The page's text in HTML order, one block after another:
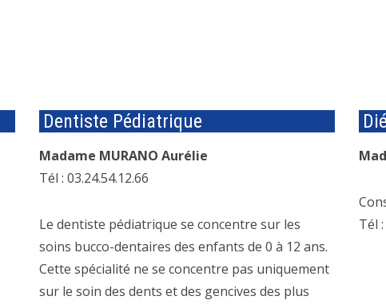
Dentiste Pédiatrique
Madame MURANO Aurélie
Tél : 03.24.54.12.66
Le dentiste pédiatrique se concentre sur les
soins bucco-dentaires des enfants de 0 à 12 ans.
Cette spécialité ne se concentre pas uniquement
sur le soin des dents et des gencives des plus
Tél